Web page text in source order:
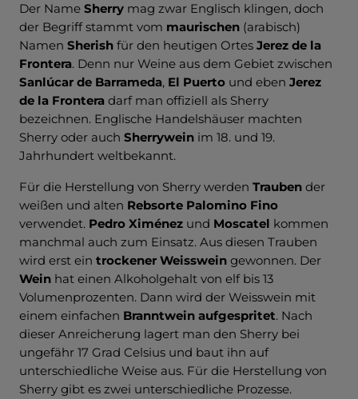
Der Name Sherry mag zwar Englisch klingen, doch
der Begriff stammt vom maurischen (arabisch)
Namen Sherish für den heutigen Ortes Jerez de la
Frontera. Denn nur Weine aus dem Gebiet zwischen
Sanlúcar de Barrameda, El Puerto und eben Jerez
de la Frontera darf man offiziell als Sherry
bezeichnen. Englische Handelshäuser machten
Sherry oder auch Sherrywein im 18. und 19.
Jahrhundert weltbekannt.
Für die Herstellung von Sherry werden Trauben der
weißen und alten Rebsorte Palomino Fino
verwendet. Pedro Ximénez und Moscatel kommen
manchmal auch zum Einsatz. Aus diesen Trauben
wird erst ein trockener Weisswein gewonnen. Der
Wein hat einen Alkoholgehalt von elf bis 13
Volumenprozenten. Dann wird der Weisswein mit
einem einfachen Branntwein aufgespritet. Nach
dieser Anreicherung lagert man den Sherry bei
ungefähr 17 Grad Celsius und baut ihn auf
unterschiedliche Weise aus. Für die Herstellung von
Sherry gibt es zwei unterschiedliche Prozesse.